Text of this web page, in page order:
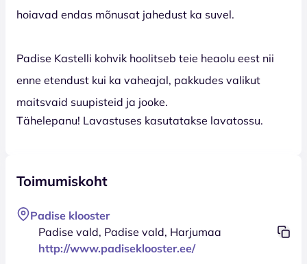
hoiavad endas mõnusat jahedust ka suvel.
Padise Kastelli kohvik hoolitseb teie heaolu eest nii
enne etendust kui ka vaheajal, pakkudes valikut
maitsvaid suupisteid ja jooke.
Tähelepanu! Lavastuses kasutatakse lavatossu.
Toimumiskoht
Padise klooster
Padise vald, Padise vald, Harjumaa
http://www.padiseklooster.ee/